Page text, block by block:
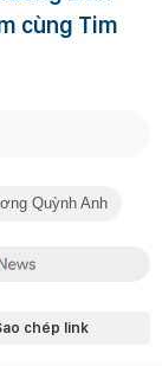
cùng Tim
Quỳnh Anh
chép link